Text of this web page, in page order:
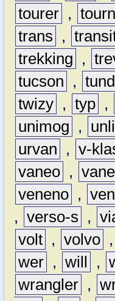
tourer ,
trans
,
trekking
,
tucson
,
twizy , typ ,
unimog
,
urvan
, v-
vaneo ,
veneno ,
, verso-s ,
volt , volvo ,
wer , will ,
wrangler ,